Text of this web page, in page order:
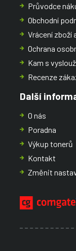
Průvodce
Obchodní
Vrácení zboží
Ochrana
Kam s
Recenze
Další
O nás
Poradna
Výkup tonerů
Kontakt
Změnit